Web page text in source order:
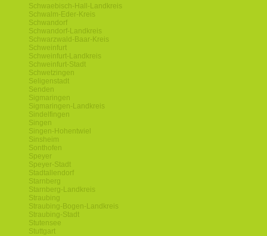
Schwaebisch-Hall-Landkreis
Schwalm-Eder-Kreis
Schwandorf
Schwandorf-Landkreis
Schwarzwald-Baar-Kreis
Schweinfurt
Schweinfurt-Landkreis
Schweinfurt-Stadt
Schwetzingen
Seligenstadt
Senden
Sigmaringen
Sigmaringen-Landkreis
Sindelfingen
Singen
Singen-Hohentwiel
Sinsheim
Sonthofen
Speyer
Speyer-Stadt
Stadtallendorf
Starnberg
Starnberg-Landkreis
Straubing
Straubing-Bogen-Landkreis
Straubing-Stadt
Stutensee
Stuttgart